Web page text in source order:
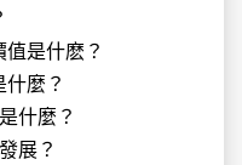
是什麽？
麼？
什麼？
展？